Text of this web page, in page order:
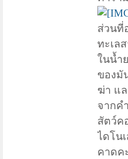
ส่วนที่
ทะเล
ในน้ำ
ของมั
ฆ่า แ
จากค
สัตว์ค
ไดโน
คาดค